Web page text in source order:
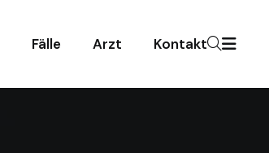
Fälle Arzt Kontakt